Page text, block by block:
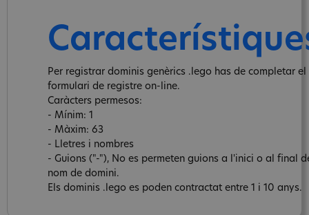
Per registrar dominis genèrics .lego has de completar el
formulari de registre on-line.
Caràcters permesos:
- Mínim: 1
- Màxim: 63
- Lletres i nombres
- Guions ("-"), No es permeten guions a l'inici o al final
nom de domini.
Els dominis .lego es poden contractat entre 1 i 10 anys.